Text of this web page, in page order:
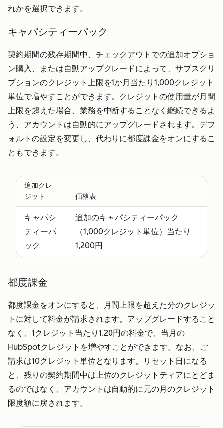
表示のみの
アカウント
更すること
なく、サブ
スクリプシ
ョンの各サ
ービスを閲
覧できま
す。
で利用
シート
アカウント
の設定を変
更すること
なく、サブ
スクリプシ
ービスを閲
す。
お客さまに
サービスを
活発に提供
し、お客さ
まのサブス
クリプショ
ンサービス
で利用
可能
しで
れかを選択できます。
キャパシティーパック
契約期間の残存期間中、チェックアウトでの追加オプショ
ン購入、または自動アップグレードによって、サブスクリ
プションのクレジット上限を1か月当たり1,000クレジット
単位で増やすことができます。クレジットの使用量が月間
上限を超えた場合、業務を中断することなく継続できるよ
う、アカウントは自動的にアップグレードされます。デフ
ォルトの設定を変更し、代わりに都度課金をオンにするこ
ともできます。
追加クレ
ジット
価格表
キャパシ
ティーパ
ック
追加のキャパシティーパック
（1,000クレジット単位）当たり
1,200円
都度課金
都度課金をオンにすると、月間上限を超えた分のクレジッ
トに対して料金が請求されます。アップグレードすること
なく、1クレジット当たり1.20円の料金で、当月の
HubSpotクレジットを増やすことができます。なお、ご
請求は10クレジット単位となります。リセット日になる
と、残りの契約期間中は上位のクレジットティアにとどま
るのではなく、アカウントは自動的に元の月のクレジット
限度額に戻されます。